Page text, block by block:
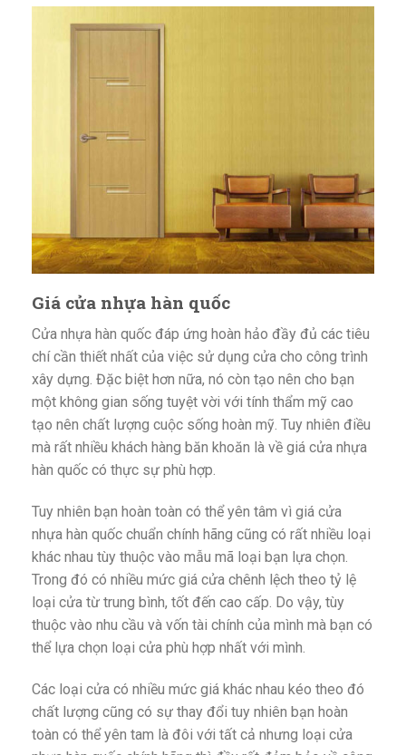
Giá cửa nhựa hàn quốc
Cửa nhựa hàn quốc đáp ứng hoàn hảo đầy đủ các tiêu
chí cần thiết nhất của việc sử dụng cửa cho công trình
xây dựng. Đặc biệt hơn nữa, nó còn tạo nên cho bạn
một không gian sống tuyệt vời với tính thẩm mỹ cao
tạo nên chất lượng cuộc sống hoàn mỹ. Tuy nhiên điều
mà rất nhiều khách hàng băn khoăn là về giá cửa nhựa
hàn quốc có thực sự phù hợp.
Tuy nhiên bạn hoàn toàn có thể yên tâm vì giá cửa
nhựa hàn quốc chuẩn chính hãng cũng có rất nhiều loại
khác nhau tùy thuộc vào mẫu mã loại bạn lựa chọn.
Trong đó có nhiều mức giá cửa chênh lệch theo tỷ lệ
loại cửa từ trung bình, tốt đến cao cấp. Do vậy, tùy
thuộc vào nhu cầu và vốn tài chính của mình mà bạn có
thể lựa chọn loại cửa phù hợp nhất với mình.
Các loại cửa có nhiều mức giá khác nhau kéo theo đó
chất lượng cũng có sự thay đổi tuy nhiên bạn hoàn
toàn có thể yên tam là đôi với tất cả nhưng loại cửa